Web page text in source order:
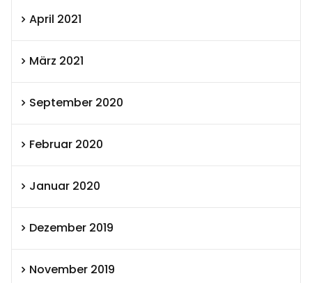
April 2021
März 2021
September 2020
Februar 2020
Januar 2020
Dezember 2019
November 2019